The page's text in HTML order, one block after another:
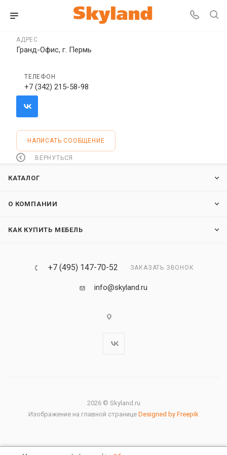
АДРЕС
Гранд-Офис, г. Пермь
ТЕЛЕФОН
+7 (342) 215-58-98
НАПИСАТЬ СООБЩЕНИЕ
ВЕРНУТЬСЯ
КАТАЛОГ
О КОМПАНИИ
КАК КУПИТЬ МЕБЕЛЬ
+7 (495) 147-70-52 ЗАКАЗАТЬ ЗВОНОК
info@skyland.ru
2026 © Skyland.ru
Изображение на главной странице Designed by Freepik